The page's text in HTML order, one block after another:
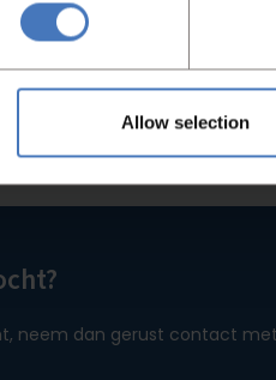
Allow selection
neem dan gerust contact